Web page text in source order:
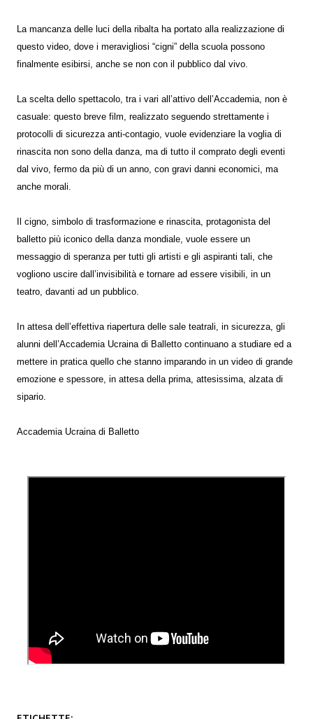
La mancanza delle luci della ribalta ha portato alla realizzazione di
questo video, dove i meravigliosi “cigni” della scuola possono
finalmente esibirsi, anche se non con il pubblico dal vivo.
La scelta dello spettacolo, tra i vari all’attivo dell’Accademia, non è
casuale: questo breve film, realizzato seguendo strettamente i
protocolli di sicurezza anti-contagio, vuole evidenziare la voglia di
rinascita non sono della danza, ma di tutto il comprato degli eventi
dal vivo, fermo da più di un anno, con gravi danni economici, ma
anche morali.
Il cigno, simbolo di trasformazione e rinascita, protagonista del
balletto più iconico della danza mondiale, vuole essere un
messaggio di speranza per tutti gli artisti e gli aspiranti tali, che
vogliono uscire dall’invisibilità e tornare ad essere visibili, in un
teatro, davanti ad un pubblico.
In attesa dell’effettiva riapertura delle sale teatrali, in sicurezza, gli
alunni dell’Accademia Ucraina di Balletto continuano a studiare ed a
mettere in pratica quello che stanno imparando in un video di grande
emozione e spessore, in attesa della prima, attesissima, alzata di
sipario.
Accademia Ucraina di Balletto